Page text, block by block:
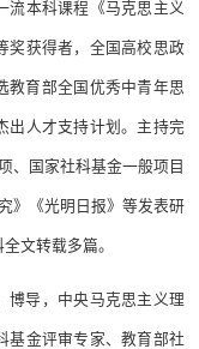
流本科课程《马克思主义
奖获得者，全国高校思政
教育部全国优秀中青年思
出人才支持计划。主持完
、国家社科基金一般项目
》《光明日报》等发表研
文转载多篇。
博导，中央马克思主义理
基金评审专家、教育部社